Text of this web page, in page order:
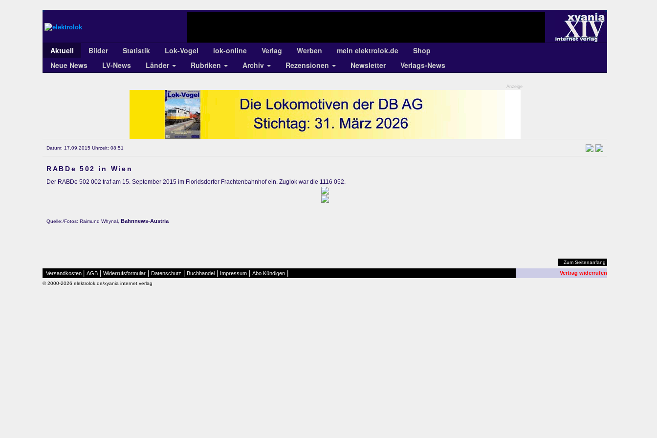
Aktuell Bilder Statistik Lok-Vogel lok-online Verlag Werben mein elektrolok.de
Shop
Neue News
LV-News Länder Rubriken Archiv Rezensionen Newsletter Verlags-News
Anzeige
Datum: 17.09.2015 Uhrzeit: 08:51
RABDe 502 in Wien
Der RABDe 502 002 traf am 15. September 2015 im Floridsdorfer Frachtenbahnhof ein. Zuglok war die 1116 052.
Quelle:/Fotos: Raimund Whynal, Bahnnews-Austria
Zum Seitenanfang
Versandkosten AGB Widerrufsformular Datenschutz Buchhandel Impressum Abo Kündigen Vertrag widerrufen
© 2000-2026 elektrolok.de/xyania internet verlag